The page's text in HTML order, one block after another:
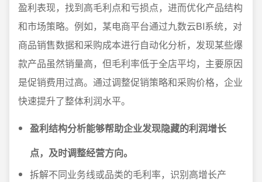
盈利表现，找到高毛利点和亏损点，进而优化产品结构
和市场策略。例如，某电商平台通过九数云BI系统，对
商品销售数据和采购成本进行自动化分析，发现某些爆
款产品虽然销量高，但毛利率低于全店平均，主要原因
是促销费用过高。通过调整促销策略和采购价格，企业
快速提升了整体利润水平。
盈利结构分析能够帮助企业发现隐藏的利润增长
点，及时调整经营方向。
拆解不同业务线或品类的毛利率，识别高增长产